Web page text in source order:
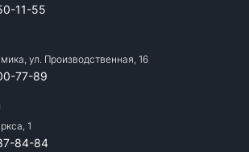
11-55
ул. Производственная, 16
77-89
1
84-84